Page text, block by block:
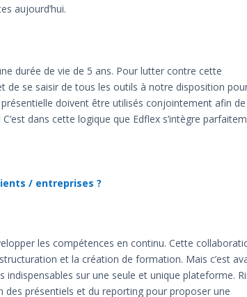
aujourd’hui.
durée de vie de 5 ans. Pour lutter contre cette
de se saisir de tous les outils à notre disposition
doivent être utilisés conjointement afin de
dans cette logique que Edflex s’intègre
/ entreprises ?
les compétences en continu. Cette
et la création de formation. Mais c’est
sur une seule et unique plateforme.
présentiels et du reporting pour proposer une